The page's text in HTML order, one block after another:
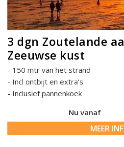
3 dgn Zoutelande
Zeeuwse kust
150 mtr van het strand
Incl ontbijt en extra's
Inclusief pannenkoek
Nu vanaf
MEER